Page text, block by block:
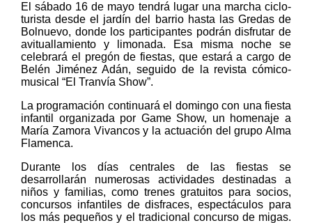
El sábado 16 de mayo tendrá lugar una marcha ciclo-
turista desde el jardín del barrio hasta las Gredas de
Bolnuevo, donde los participantes podrán disfrutar de
avituallamiento y limonada. Esa misma noche se
celebrará el pregón de fiestas, que estará a cargo de
Belén Jiménez Adán, seguido de la revista cómico-
musical “El Tranvía Show”.
La programación continuará el domingo con una fiesta
infantil organizada por Game Show, un homenaje a
María Zamora Vivancos y la actuación del grupo Alma
Flamenca.
Durante los días centrales de las fiestas se
desarrollarán numerosas actividades destinadas a
niños y familias, como trenes gratuitos para socios,
concursos infantiles de disfraces, espectáculos para
los más pequeños y el tradicional concurso de migas.